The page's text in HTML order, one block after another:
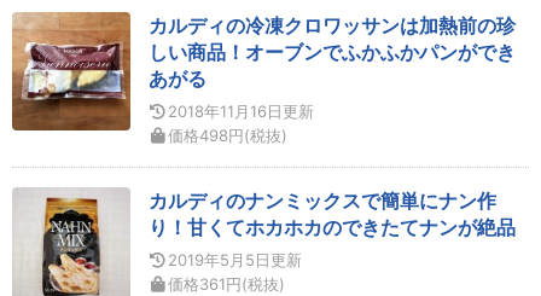
カルディの冷凍クロワッサンは加熱前の珍
しい商品！オーブンでふかふかパンができ
あがる
2018年11月16日更新
価格498円(税抜)
カルディのナンミックスで簡単にナン作
り！甘くてホカホカのできたてナンが絶品
2019年5月5日更新
価格361円(税抜)